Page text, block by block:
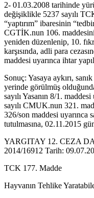
2- 01.03.2008 tarihinde
değişiklikle 5237 sayılı
“yaptırım” ibaresinin
CGTİK.nun 106.
yeniden düzenlenip, 10.
karşısında, adli para
maddesi uyarınca ihtar
Sonuç: Yasaya aykırı,
yerinde görülmüş
sayılı Yasanın 8/1.
sayılı CMUK.nun 321.
326/son maddesi uyarınca
tutulmasına, 02.11.2015
YARGITAY 12. CEZA
2014/16912 Tarih:
TCK 177. Madde
Hayvanın Tehlike